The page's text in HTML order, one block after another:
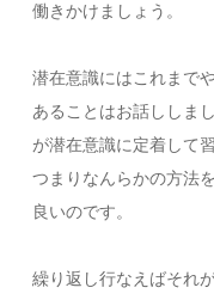
働きかけましょう。
潜在意識にはこれまで
あることはお話ししま
が潜在意識に定着して
つまりなんらかの方法
良いのです。
繰り返し行なえばそれ